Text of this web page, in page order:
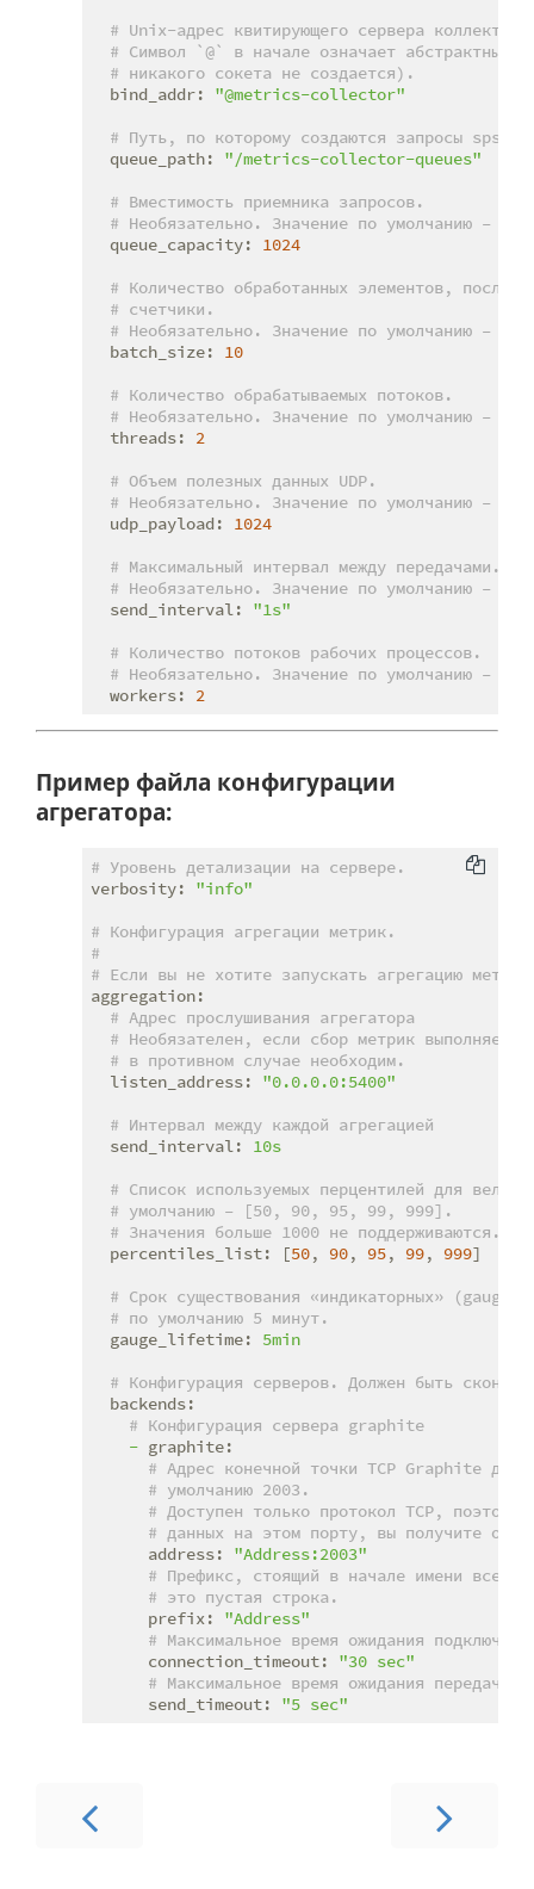
# Unix-адрес квитирующего сервера
# Символ `@` в начале означает абстрактный
# никакого сокета не создается).
bind_addr:
"@metrics-collector"
# Путь, по которому создаются запросы spsc.
queue_path:
"/metrics-collector-queues"
# Вместимость приемника запросов.
# Необязательно. Значение по умолчанию –
queue_capacity:
1024
# Количество обработанных элементов, после
# счетчики.
# Необязательно. Значение по умолчанию – до
batch_size:
10
# Количество обрабатываемых потоков.
# Необязательно. Значение по умолчанию – до
threads:
2
# Объем полезных данных UDP.
# Необязательно. Значение по умолчанию –
udp_payload:
1024
# Максимальный интервал между передачами.
# Необязательно. Значение по умолчанию –
send_interval:
"1s"
# Количество потоков рабочих процессов.
# Необязательно. Значение по умолчанию – 2.
workers:
2
Пример файла конфигурации
агрегатора:
# Уровень детализации на сервере.
verbosity:
"info"
# Конфигурация агрегации метрик.
#
# Если вы не хотите запускать агрегацию
aggregation:
# Адрес прослушивания агрегатора
# Необязателен, если сбор метрик
# в противном случае необходим.
listen_address:
"0.0.0.0:5400"
# Интервал между каждой агрегацией
send_interval:
10s
# Список используемых перцентилей для
# умолчанию – [50, 90, 95, 99, 999].
# Значения больше 1000 не поддерживаются.
percentiles_list:
[50, 90, 95, 99, 999]
# Срок существования «индикаторных» (gauge)
# по умолчанию 5 минут.
gauge_lifetime:
5min
# Конфигурация серверов. Должен быть
backends:
# Конфигурация сервера graphite
- graphite:
# Адрес конечной точки TCP Graphite для
# умолчанию 2003.
# Доступен только протокол TCP,
# данных на этом порту, вы получите
address:
"Address:2003"
# Префикс, стоящий в начале имени всех
# это пустая строка.
prefix:
"Address"
# Максимальное время ожидания
connection_timeout:
"30 sec"
# Максимальное время ожидания передачи
send_timeout:
"5 sec"